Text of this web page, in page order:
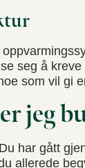
seg å
som vil gi
jeg
har gått
allerede